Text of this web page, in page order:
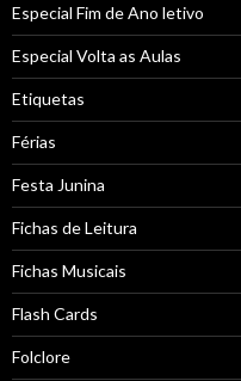
Especial Fim de Ano letivo
Especial Volta as Aulas
Etiquetas
Férias
Festa Junina
Fichas de Leitura
Fichas Musicais
Flash Cards
Folclore